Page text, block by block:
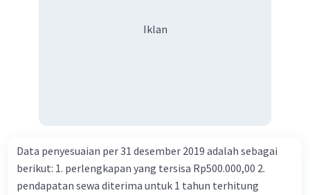
Iklan
Data penyesuaian per 31 desember 2019 adalah sebagai
berikut: 1. perlengkapan yang tersisa Rp500.000,00 2.
pendapatan sewa diterima untuk 1 tahun terhitung